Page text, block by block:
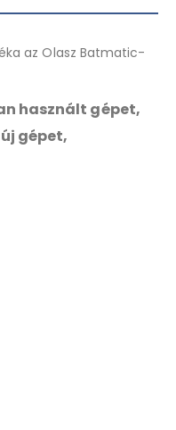
az Olasz Batmatic-
használt gépet,
gépet,